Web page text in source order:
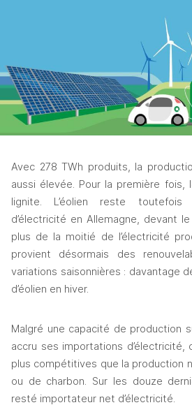
Avec 278 TWh produits, la
aussi élevée. Pour la première fois,
lignite. L’éolien reste
d’électricité en Allemagne, devant
plus de la moitié de l’électricité
provient désormais des
variations saisonnières : davantage
d’éolien en hiver.
Malgré une capacité de production
accru ses importations
plus compétitives que la production
ou de charbon. Sur les douze
resté importateur net d’électricité.